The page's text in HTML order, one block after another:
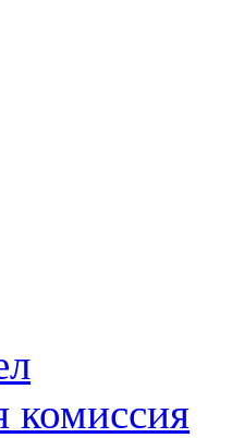
комиссия